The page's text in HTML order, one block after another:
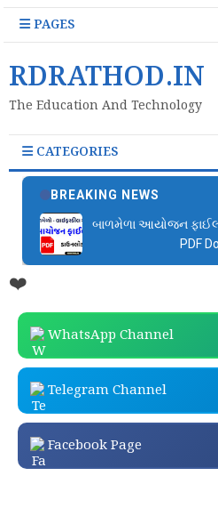
PAGES
RDRATHOD.IN
The Education And Technology
CATEGORIES
BREAKING NEWS
બાળમેળા આયોજન ફાઈલ
PDF
❤️
WhatsApp Channel
Telegram Channel
Facebook Page